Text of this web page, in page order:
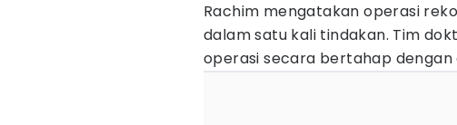
Rachim mengatakan operasi
dalam satu kali tindakan. Tim
operasi secara bertahap